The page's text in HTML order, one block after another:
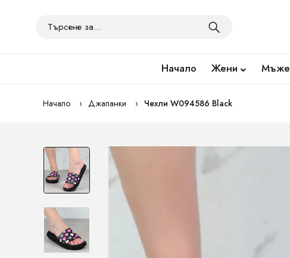
Начало Жени Мъже
Начало Джапанки Чехли W094586 Black